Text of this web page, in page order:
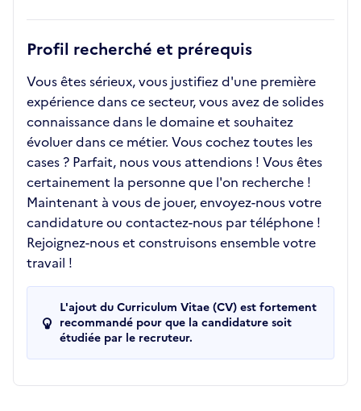
Profil recherché et prérequis
Vous êtes sérieux, vous justifiez d'une première
expérience dans ce secteur, vous avez de solides
connaissance dans le domaine et souhaitez
évoluer dans ce métier. Vous cochez toutes les
cases ? Parfait, nous vous attendions ! Vous êtes
certainement la personne que l'on recherche !
Maintenant à vous de jouer, envoyez-nous votre
candidature ou contactez-nous par téléphone !
Rejoignez-nous et construisons ensemble votre
travail !
L'ajout du Curriculum Vitae (CV) est fortement
recommandé pour que la candidature soit
étudiée par le recruteur.